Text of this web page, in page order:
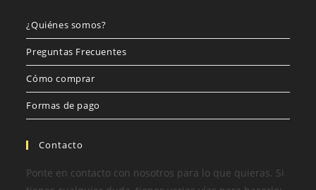
¿Quiénes somos?
Preguntas Frecuentes
Cómo comprar
Formas de pago
Contacto
Ponte en contacto con nosotros para lo que quieras. Si